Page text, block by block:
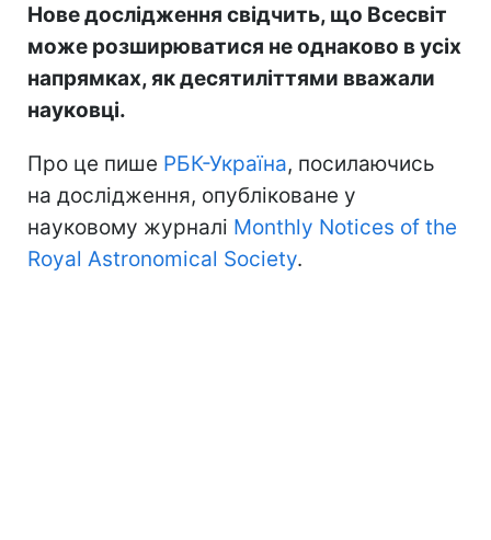
Нове дослідження свідчить, що Всесвіт
може розширюватися не однаково в усіх
напрямках, як десятиліттями вважали
науковці.
Про це пише РБК-Україна, посилаючись
на дослідження, опубліковане у
науковому журналі Monthly Notices of the
Royal Astronomical Society.